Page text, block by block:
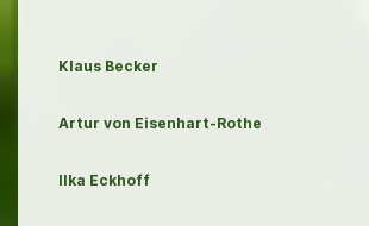
Klaus Becker
Artur von Eisenhart-Rothe
Ilka Eckhoff